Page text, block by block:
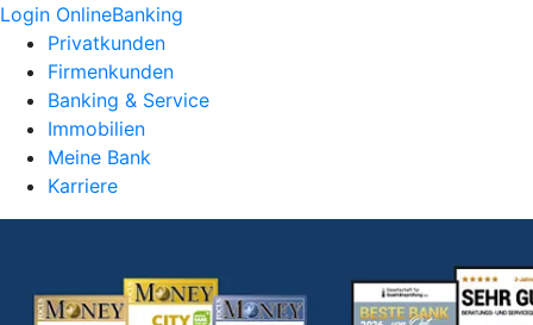
Login OnlineBanking
Privatkunden
Firmenkunden
Banking & Service
Immobilien
Meine Bank
Karriere